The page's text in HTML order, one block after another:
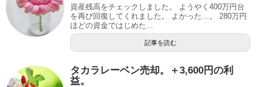
資産残高をチェックしました。 ようやく400万円台
を再び回復してくれました。 よかった…。 280万円
ほどの資金ではじめた...
記事を読む
タカラレーベン売却。＋3,600円の利
益。